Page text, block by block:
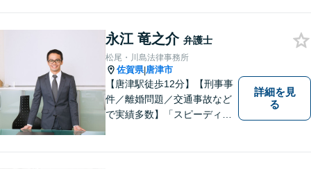
永江 竜之介 弁護士
松尾・川島法律事務所
佐賀県|唐津市
【唐津駅徒歩12分】【刑事事
件／離婚問題／交通事故など
で実績多数】「スピーディで
詳細を見
る